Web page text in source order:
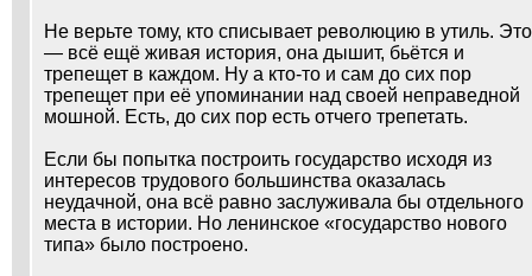
Не верьте тому, кто списывает революцию в утиль. Это
— всё ещё живая история, она дышит, бьётся и
трепещет в каждом. Ну а кто-то и сам до сих пор
трепещет при её упоминании над своей неправедной
мошной. Есть, до сих пор есть отчего трепетать.
Если бы попытка построить государство исходя из
интересов трудового большинства оказалась
неудачной, она всё равно заслуживала бы отдельного
места в истории. Но ленинское «государство нового
типа» было построено.